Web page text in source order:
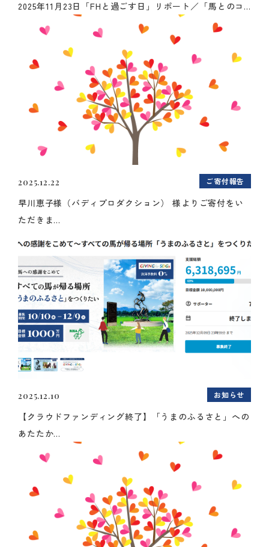
2025年11月23日「FHと過ごす日」リポート／「馬とのコ...
2025.12.22 ご寄付報告
早川恵子様（バディプロダクション） 様よりご寄付をい
ただきま...
2025.12.10 お知らせ
【クラウドファンディング終了】「うまのふるさと」への
あたたか...